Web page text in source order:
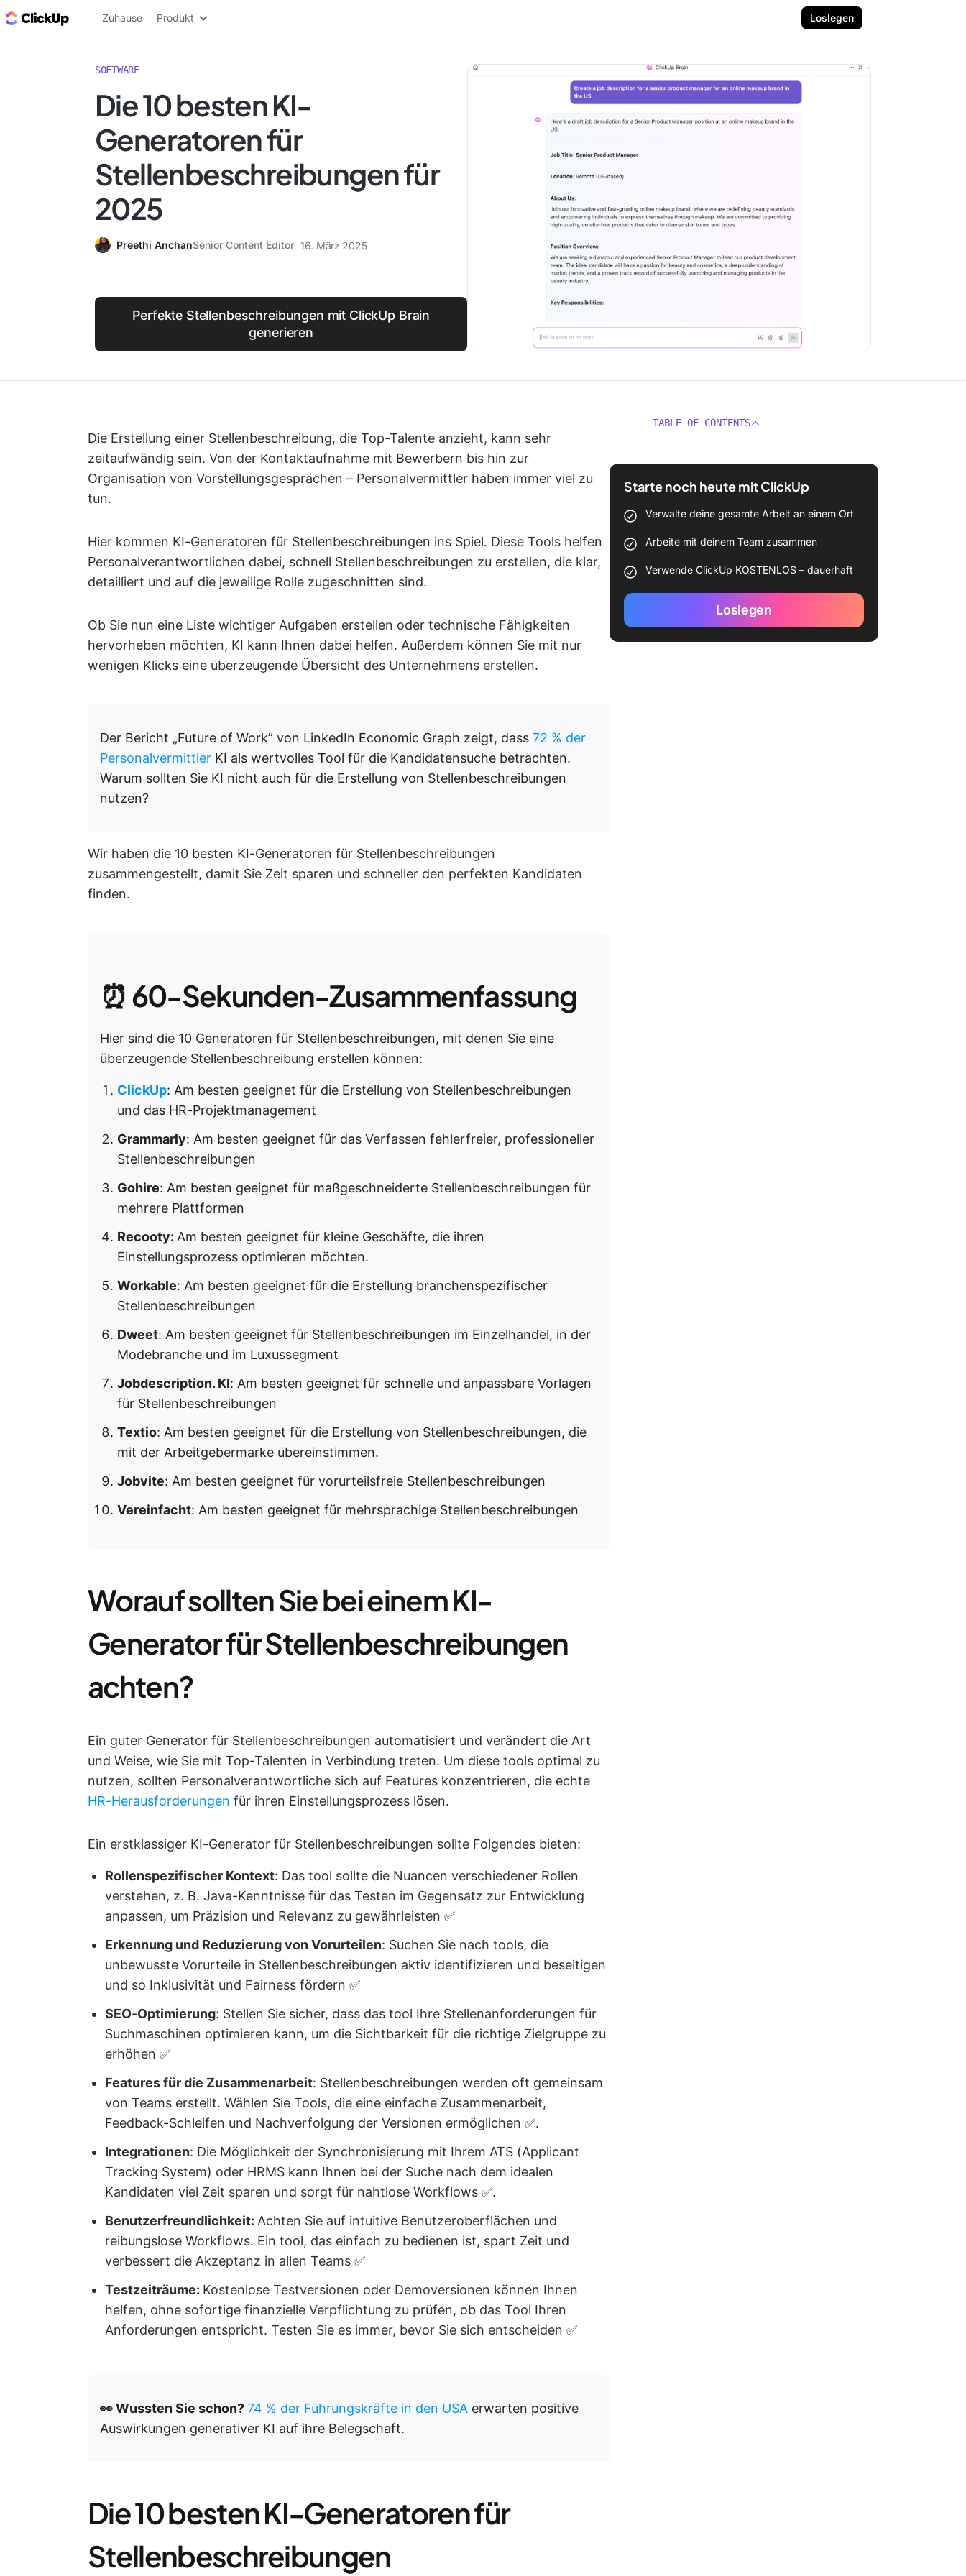
ClickUp Blog
Zuhause Produkt Loslegen
SOFTWARE
Die 10 besten KI-
Generatoren für
Stellenbeschreibungen für
2025
Preethi AnchanSenior Content Editor 16. März 2025
Perfekte Stellenbeschreibungen mit ClickUp Brain
generieren
Die Erstellung einer Stellenbeschreibung, die Top-Talente anzieht, kann sehr
zeitaufwändig sein. Von der Kontaktaufnahme mit Bewerbern bis hin zur
Organisation von Vorstellungsgesprächen – Personalvermittler haben immer viel zu
tun.
Hier kommen KI-Generatoren für Stellenbeschreibungen ins Spiel. Diese Tools helfen
Personalverantwortlichen dabei, schnell Stellenbeschreibungen zu erstellen, die klar,
detailliert und auf die jeweilige Rolle zugeschnitten sind.
Ob Sie nun eine Liste wichtiger Aufgaben erstellen oder technische Fähigkeiten
hervorheben möchten, KI kann Ihnen dabei helfen. Außerdem können Sie mit nur
wenigen Klicks eine überzeugende Übersicht des Unternehmens erstellen.
Der Bericht „Future of Work” von LinkedIn Economic Graph zeigt, dass 72 % der
Personalvermittler KI als wertvolles Tool für die Kandidatensuche betrachten.
Warum sollten Sie KI nicht auch für die Erstellung von Stellenbeschreibungen
nutzen?
Wir haben die 10 besten KI-Generatoren für Stellenbeschreibungen
zusammengestellt, damit Sie Zeit sparen und schneller den perfekten Kandidaten
finden.
⏰ 60-Sekunden-Zusammenfassung
Hier sind die 10 Generatoren für Stellenbeschreibungen, mit denen Sie eine
überzeugende Stellenbeschreibung erstellen können:
ClickUp: Am besten geeignet für die Erstellung von Stellenbeschreibungen
und das HR-Projektmanagement
Grammarly: Am besten geeignet für das Verfassen fehlerfreier, professioneller
Stellenbeschreibungen
Gohire: Am besten geeignet für maßgeschneiderte Stellenbeschreibungen für
mehrere Plattformen
Recooty: Am besten geeignet für kleine Geschäfte, die ihren
Einstellungsprozess optimieren möchten.
Workable: Am besten geeignet für die Erstellung branchenspezifischer
Stellenbeschreibungen
Dweet: Am besten geeignet für Stellenbeschreibungen im Einzelhandel, in der
Modebranche und im Luxussegment
Jobdescription. KI: Am besten geeignet für schnelle und anpassbare Vorlagen
für Stellenbeschreibungen
Textio: Am besten geeignet für die Erstellung von Stellenbeschreibungen, die
mit der Arbeitgebermarke übereinstimmen.
Jobvite: Am besten geeignet für vorurteilsfreie Stellenbeschreibungen
Vereinfacht: Am besten geeignet für mehrsprachige Stellenbeschreibungen
Worauf sollten Sie bei einem KI-
Generator für Stellenbeschreibungen
achten?
Ein guter Generator für Stellenbeschreibungen automatisiert und verändert die Art
und Weise, wie Sie mit Top-Talenten in Verbindung treten. Um diese tools optimal zu
nutzen, sollten Personalverantwortliche sich auf Features konzentrieren, die echte
HR-Herausforderungen für ihren Einstellungsprozess lösen.
Ein erstklassiger KI-Generator für Stellenbeschreibungen sollte Folgendes bieten:
Rollenspezifischer Kontext: Das tool sollte die Nuancen verschiedener Rollen
verstehen, z. B. Java-Kenntnisse für das Testen im Gegensatz zur Entwicklung
anpassen, um Präzision und Relevanz zu gewährleisten ✅
Erkennung und Reduzierung von Vorurteilen: Suchen Sie nach tools, die
unbewusste Vorurteile in Stellenbeschreibungen aktiv identifizieren und beseitigen
und so Inklusivität und Fairness fördern ✅
SEO-Optimierung: Stellen Sie sicher, dass das tool Ihre Stellenanforderungen für
Suchmaschinen optimieren kann, um die Sichtbarkeit für die richtige Zielgruppe zu
erhöhen ✅
Features für die Zusammenarbeit: Stellenbeschreibungen werden oft gemeinsam
von Teams erstellt. Wählen Sie Tools, die eine einfache Zusammenarbeit,
Feedback-Schleifen und Nachverfolgung der Versionen ermöglichen ✅.
Integrationen: Die Möglichkeit der Synchronisierung mit Ihrem ATS (Applicant
Tracking System) oder HRMS kann Ihnen bei der Suche nach dem idealen
Kandidaten viel Zeit sparen und sorgt für nahtlose Workflows ✅.
Benutzerfreundlichkeit: Achten Sie auf intuitive Benutzeroberflächen und
reibungslose Workflows. Ein tool, das einfach zu bedienen ist, spart Zeit und
verbessert die Akzeptanz in allen Teams ✅
Testzeiträume: Kostenlose Testversionen oder Demoversionen können Ihnen
helfen, ohne sofortige finanzielle Verpflichtung zu prüfen, ob das Tool Ihren
Anforderungen entspricht. Testen Sie es immer, bevor Sie sich entscheiden ✅
👀 Wussten Sie schon?74 % der Führungskräfte in den USA erwarten positive
Auswirkungen generativer KI auf ihre Belegschaft.
Die 10 besten KI-Generatoren für
Stellenbeschreibungen
TABLE OF CONTENTS
Starte noch heute mit ClickUp
Verwalte deine gesamte Arbeit an einem Ort
Arbeite mit deinem Team zusammen
Verwende ClickUp KOSTENLOS – dauerhaft
Loslegen